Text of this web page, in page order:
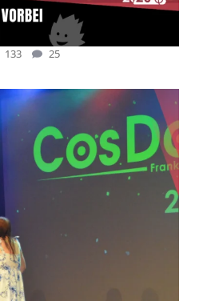
133 25
cosday
Juli 5
133 25